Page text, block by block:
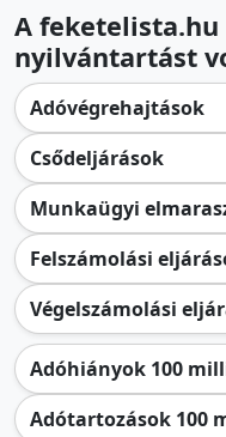
A feketelista.hu
nyilvántartást
Adóvégrehajtások
Csődeljárások
Munkaügyi
Felszámolási
Végelszámolási
Adóhiányok 100
Adótartozások 100